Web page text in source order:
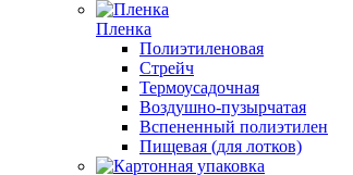
Пленка
Полиэтиленовая
Стрейч
Термоусадочная
Воздушно-пузырчатая
Вспененный полиэтилен
Пищевая (для лотков)